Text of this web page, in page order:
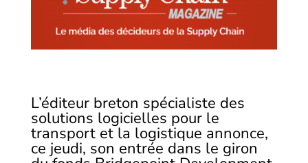
L’éditeur breton spécialiste des
solutions logicielles pour le
transport et la logistique annonce,
ce jeudi, son entrée dans le giron